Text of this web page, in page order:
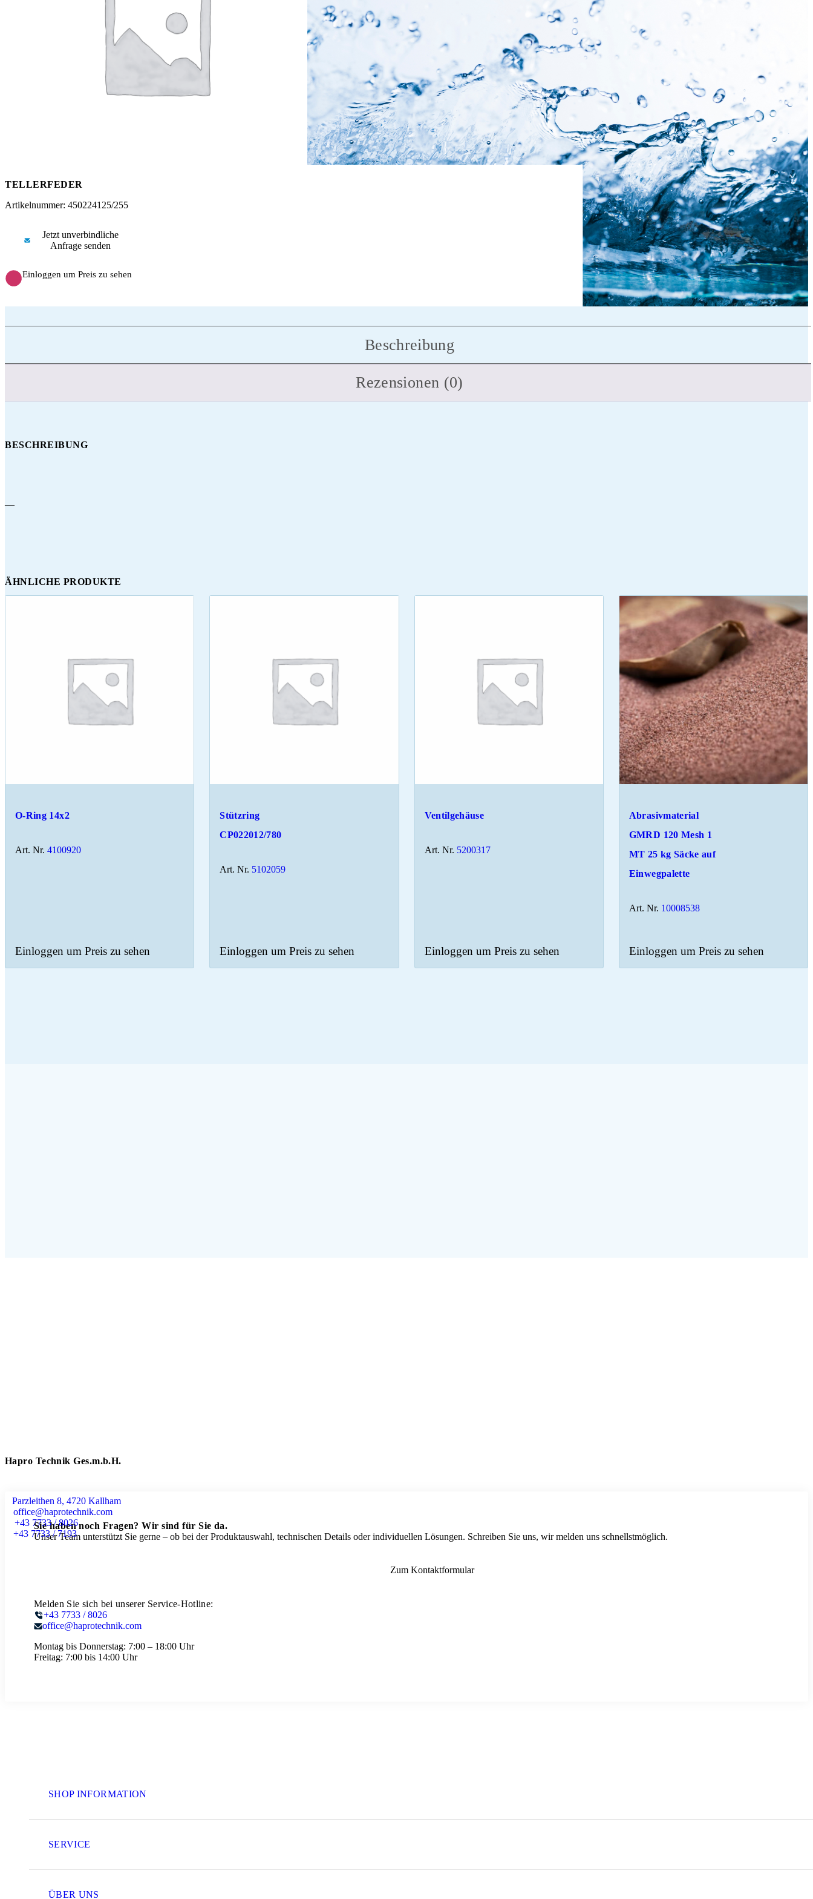
TELLERFEDER
Artikelnummer: 450224125/255
Jetzt unverbindliche
Anfrage senden
Einloggen um Preis zu sehen
Beschreibung
Rezensionen (0)
BESCHREIBUNG
—
ÄHNLICHE PRODUKTE
O-Ring 14x2
Art. Nr. 4100920
Einloggen um Preis zu sehen
Stützring
CP022012/780
Art. Nr. 5102059
Einloggen um Preis zu sehen
Ventilgehäuse
Art. Nr. 5200317
Einloggen um Preis zu sehen
Abrasivmaterial
GMRD 120 Mesh 1
MT 25 kg Säcke auf
Einwegpalette
Art. Nr. 10008538
Einloggen um Preis zu sehen
Hapro Technik Ges.m.b.H.
Parzleithen 8, 4720 Kallham
office@haprotechnik.com
+43 7733 / 8026
+43 7733 / 7193
Sie haben noch Fragen? Wir sind für Sie da.
Unser Team unterstützt Sie gerne – ob bei der Produktauswahl, technischen Details oder individuellen Lösungen. Schreiben Sie uns, wir melden uns schnellstmöglich.
Zum Kontaktformular
Melden Sie sich bei unserer Service-Hotline:
+43 7733 / 8026
office@haprotechnik.com
Montag bis Donnerstag: 7:00 – 18:00 Uhr
Freitag: 7:00 bis 14:00 Uhr
SHOP INFORMATION
SERVICE
ÜBER UNS